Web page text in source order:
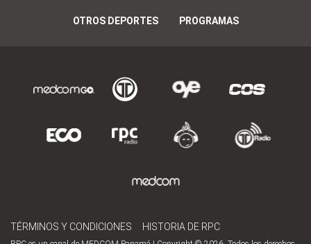
OTROS DEPORTES PROGRAMAS
TÉRMINOS Y CONDICIONES HISTORIA DE RPC